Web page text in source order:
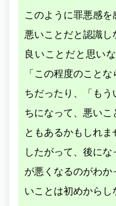
このように罪悪感
悪いことだと認識し
良いことだと思い
「この程度のこと
ちだったり、「も
ちになって、悪いこ
ともあるかもしれま
したがって、後に
が悪くなるのがわ
いことは初めからし